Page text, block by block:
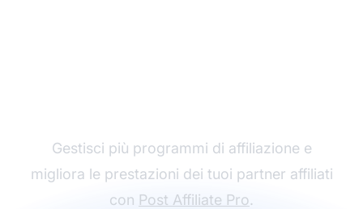
Gestisci più programmi di affiliazione e
migliora le prestazioni dei tuoi partner affiliati
con Post Affiliate Pro.